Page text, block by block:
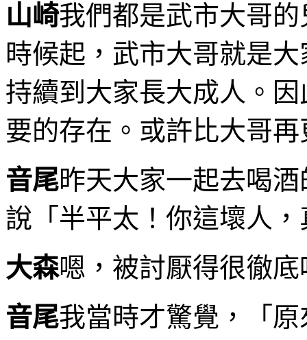
山崎我們都是武市大哥
時候起，武市大哥就是
持續到大家長大成人。
要的存在。或許比大哥
音尾昨天大家一起去喝
說「半平太！你這壞人
大森嗯，被討厭得很徹
音尾我當時才驚覺，「